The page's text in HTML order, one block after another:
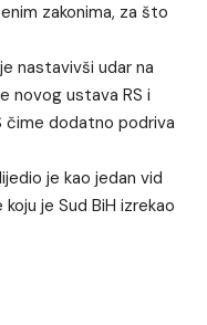
zakonima, za što
nastavivši udar na
novog ustava RS i
čime dodatno podriva
je kao jedan vid
je Sud BiH izrekao